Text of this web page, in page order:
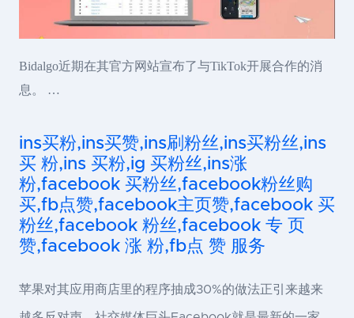
Bidalgo近期在其官方网站宣布了与TikTok开展合作的消
息。 …
ins买粉,ins买赞,ins刷粉丝,ins买粉丝,ins
买 粉,ins 买粉,ig 买粉丝,ins涨
粉,facebook 买粉丝,facebook粉丝购
买,fb点赞,facebook主页赞,facebook 买
粉丝,facebook 粉丝,facebook 专 页
赞,facebook 涨 粉,fb点 赞 服务
苹果对其应用商店里的程序抽成30%的做法正引来越来